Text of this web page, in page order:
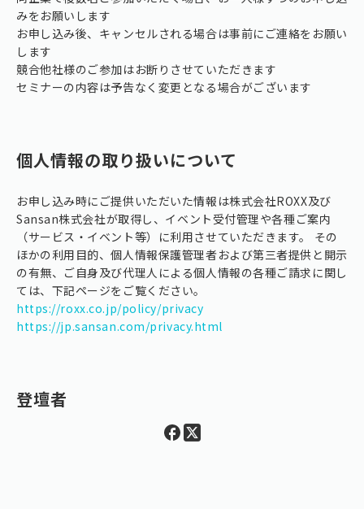
みをお願いします
お申し込み後、キャンセルされる場合は事前にご連絡をお願い
します
競合他社様のご参加はお断りさせていただきます
セミナーの内容は予告なく変更となる場合がございます
個人情報の取り扱いについて
お申し込み時にご提供いただいた情報は株式会社ROXX及び
Sansan株式会社が取得し、イベント受付管理や各種ご案内
（サービス・イベント等）に利用させていただきます。 その
ほかの利用目的、個人情報保護管理者および第三者提供と開示
の有無、ご自身及び代理人による個人情報の各種ご請求に関し
ては、下記ページをご覧ください。
https://roxx.co.jp/policy/privacy
https://jp.sansan.com/privacy.html
登壇者